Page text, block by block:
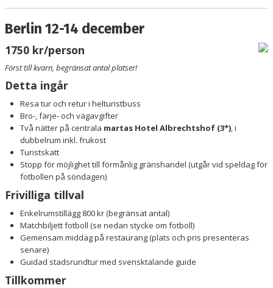
ESKILS LOVFOTBOLL
MEDLEMSFÖRMÅNER
Berlin 12-14 december
1750 kr/person
Först till kvarn, begränsat antal platser!
Detta ingår
Resa tur och retur i helturistbuss
Bro-, färje- och vägavgifter
Två nätter på centrala martas Hotel Albrechtshof (3*), i
dubbelrum inkl. frukost
Turistskatt
Stopp för möjlighet till förmånlig gränshandel (utgår vid speldag för
fotbollen på söndagen)
Frivilliga tillval
Enkelrumstillägg 800 kr (begränsat antal)
Matchbiljett fotboll (se nedan stycke om fotboll)
Gemensam middag på restaurang (plats och pris presenteras
senare)
Guidad stadsrundtur med svensktalande guide
Tillkommer